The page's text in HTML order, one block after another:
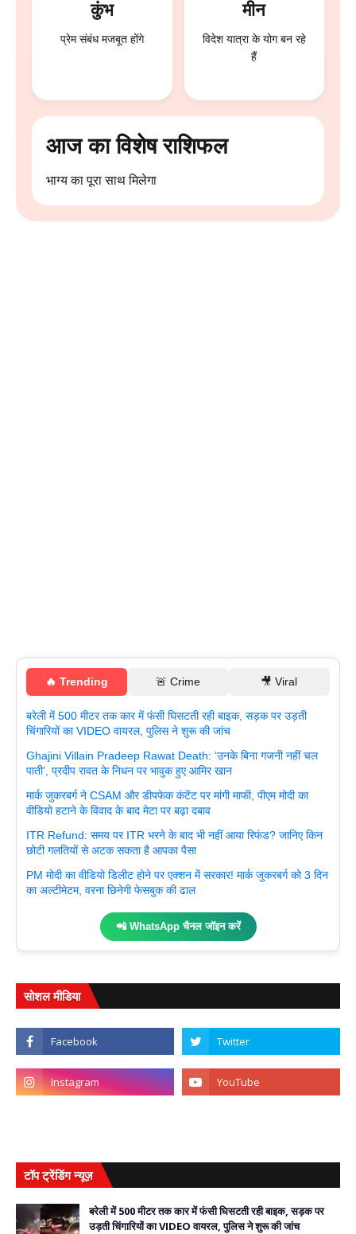
कुंभ
प्रेम संबंध मजबूत होंगे
मीन
विदेश यात्रा के योग बन रहे
हैं
आज का विशेष राशिफल
भाग्य का पूरा साथ मिलेगा
🔥 Trending 🚨 Crime 🎥 Viral
बरेली में 500 मीटर तक कार में फंसी घिसटती रही बाइक, सड़क पर उड़ती
चिंगारियों का VIDEO वायरल, पुलिस ने शुरू की जांच
Ghajini Villain Pradeep Rawat Death: ‘उनके बिना गजनी नहीं चल
पाती’, प्रदीप रावत के निधन पर भावुक हुए आमिर खान
मार्क जुकरबर्ग ने CSAM और डीपफेक कंटेंट पर मांगी माफी, पीएम मोदी का
वीडियो हटाने के विवाद के बाद मेटा पर बढ़ा दबाव
ITR Refund: समय पर ITR भरने के बाद भी नहीं आया रिफंड? जानिए किन
छोटी गलतियों से अटक सकता है आपका पैसा
PM मोदी का वीडियो डिलीट होने पर एक्शन में सरकार! मार्क जुकरबर्ग को 3 दिन
का अल्टीमेटम, वरना छिनेगी फेसबुक की ढाल
📲 WhatsApp चैनल जॉइन करें
सोशल मीडिया
टॉप ट्रेंडिंग न्यूज़
बरेली में 500 मीटर तक कार में फंसी घिसटती रही बाइक, सड़क पर
उड़ती चिंगारियों का VIDEO वायरल, पुलिस ने शुरू की जांच